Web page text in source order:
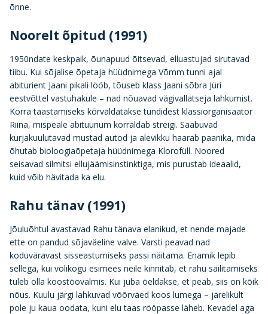
õnne.
Noorelt õpitud (1991)
1950ndate keskpaik, õunapuud õitsevad, elluastujad sirutavad
tiibu. Kui sõjalise õpetaja hüüdnimega Võmm tunni ajal
abiturient Jaani pikali lööb, tõuseb klass Jaani sõbra Jüri
eestvõttel vastuhakule – nad nõuavad vägivallatseja lahkumist.
Korra taastamiseks kõrvaldatakse tundidest klassiorganisaator
Riina, mispeale abituurium korraldab streigi. Saabuvad
kurjakuulutavad mustad autod ja alevikku haarab paanika, mida
õhutab bioloogiaõpetaja hüüdnimega Klorofüll. Noored
seisavad silmitsi ellujäämisinstinktiga, mis purustab ideaalid,
kuid võib hävitada ka elu.
Rahu tänav (1991)
Jõuluõhtul avastavad Rahu tänava elanikud, et nende majade
ette on pandud sõjaväeline valve. Varsti peavad nad
koduväravast sisseastumiseks passi näitama. Enamik lepib
sellega, kui volikogu esimees neile kinnitab, et rahu säilitamiseks
tuleb olla koostöövalmis. Kui juba öeldakse, et peab, siis on kõik
nõus. Kuulu järgi lahkuvad võõrväed koos lumega – järelikult
pole ju kaua oodata, kuni elu taas rööpasse läheb. Kevadel aga